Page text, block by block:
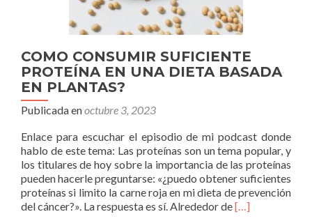
COMO CONSUMIR SUFICIENTE
PROTEÍNA EN UNA DIETA BASADA
EN PLANTAS?
Publicada enoctubre 3, 2023
Enlace para escuchar el episodio de mi podcast donde
hablo de este tema: Las proteínas son un tema popular, y
los titulares de hoy sobre la importancia de las proteínas
pueden hacerle preguntarse: «¿puedo obtener suficientes
proteínas si limito la carne roja en mi dieta de prevención
del cáncer?». La respuesta es sí. Alrededor deLeer
[…]